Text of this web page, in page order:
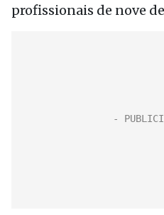
profissionais de nove